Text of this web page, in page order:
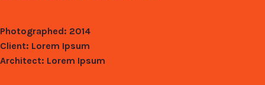
Photographed: 2014
Client: Lorem Ipsum
Architect: Lorem Ipsum